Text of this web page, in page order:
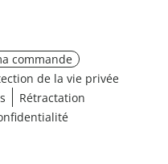
commande
de la vie privée
Rétractation